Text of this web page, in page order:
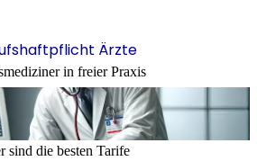
Ärzte
in freier Praxis
sind die besten Tarife